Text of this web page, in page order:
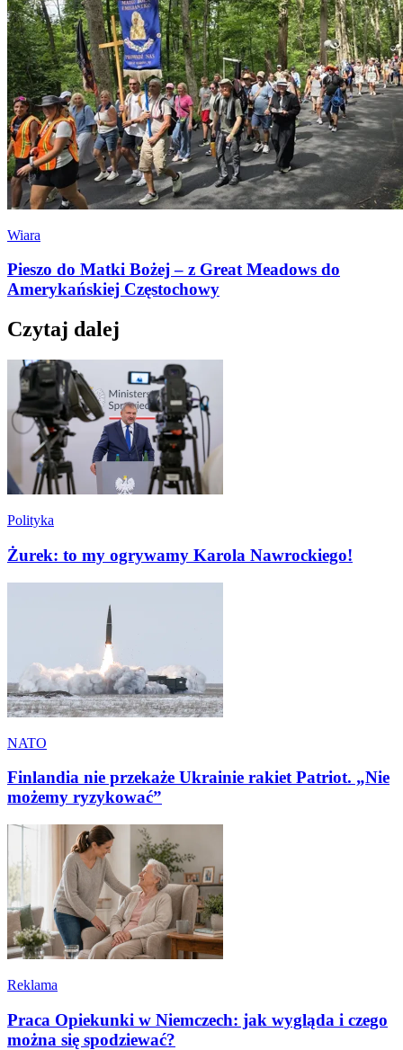
Wiara
Pieszo do Matki Bożej – z Great Meadows do
Amerykańskiej Częstochowy
Czytaj dalej
Polityka
Żurek: to my ogrywamy Karola Nawrockiego!
NATO
Finlandia nie przekaże Ukrainie rakiet Patriot. „Nie
możemy ryzykować”
Reklama
Praca Opiekunki w Niemczech: jak wygląda i czego
można się spodziewać?